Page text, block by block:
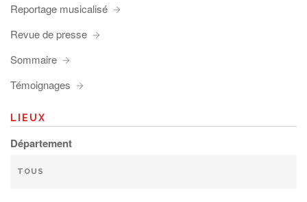
Reportage musicalisé
Revue de presse
Sommaire
Témoignages
LIEUX
Département